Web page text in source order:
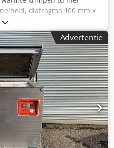
diafragma 400 mm x
Umspfx Ai Reha
Advertentie